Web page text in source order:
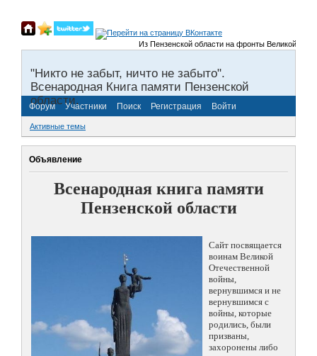
Из Пензенской области на фронты Великой
"Никто не забыт, ничто не забыто".
Всенародная Книга памяти Пензенской
области.
Форум Участники Поиск Регистрация Войти
Активные темы
Объявление
Всенародная книга памяти
Пензенской области
Сайт посвящается
воинам Великой
Отечественной
войны,
вернувшимся и не
вернувшимся с
войны, которые
родились, были
призваны,
захоронены либо